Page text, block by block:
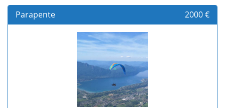
Parapente 2000 €